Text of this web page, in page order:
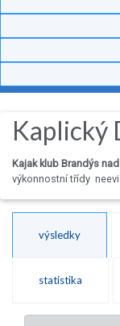
Kaplický
Kajak klub Brandýs
výkonnostní třídy
výsledky
statistika